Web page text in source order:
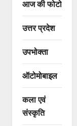
आज की फोटो
उत्तर प्रदेश
उपभोक्ता
ऑटोमोबाइल
कला एवं
संस्कृति